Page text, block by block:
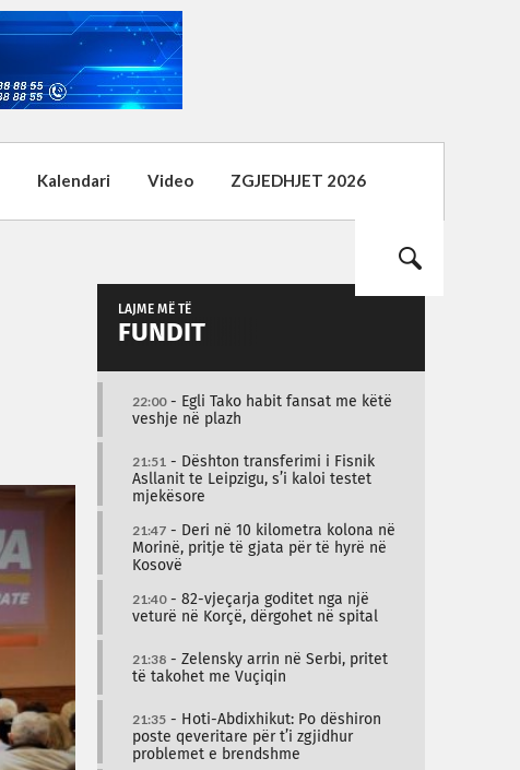
Kalendari Video ZGJEDHJET 2026
LAJME MË TË
FUNDIT
22:00- Egli Tako habit fansat me këtë
veshje në plazh
21:51 - Dështon transferimi i Fisnik
Asllanit te Leipzigu, s’i kaloi testet
mjekësore
21:47 - Deri në 10 kilometra kolona në
Morinë, pritje të gjata për të hyrë në
Kosovë
21:40- 82-vjeçarja goditet nga një
veturë në Korçë, dërgohet në spital
21:38 - Zelensky arrin në Serbi, pritet
të takohet me Vuçiqin
21:35 - Hoti-Abdixhikut: Po dëshiron
poste qeveritare për t’i zgjidhur
problemet e brendshme